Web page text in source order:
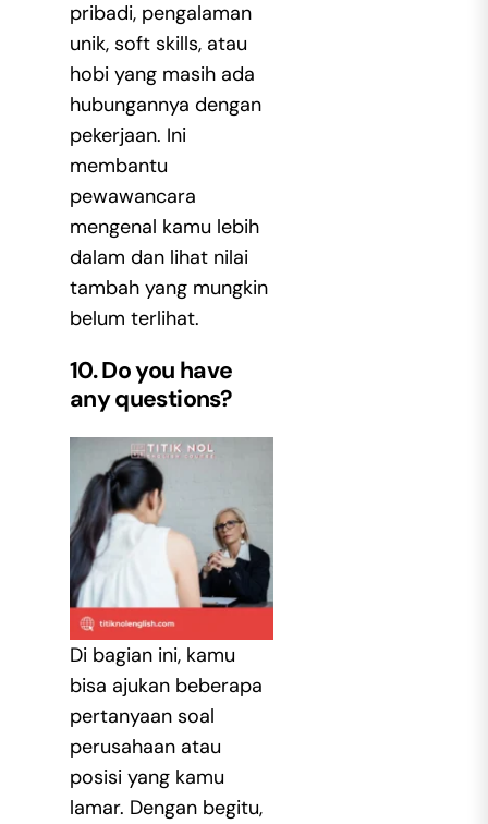
pribadi, pengalaman
unik, soft skills, atau
hobi yang masih ada
hubungannya dengan
pekerjaan. Ini
membantu
pewawancara
mengenal kamu lebih
dalam dan lihat nilai
tambah yang mungkin
belum terlihat.
10. Do you have
any questions?
Di bagian ini, kamu
bisa ajukan beberapa
pertanyaan soal
perusahaan atau
posisi yang kamu
lamar. Dengan begitu,